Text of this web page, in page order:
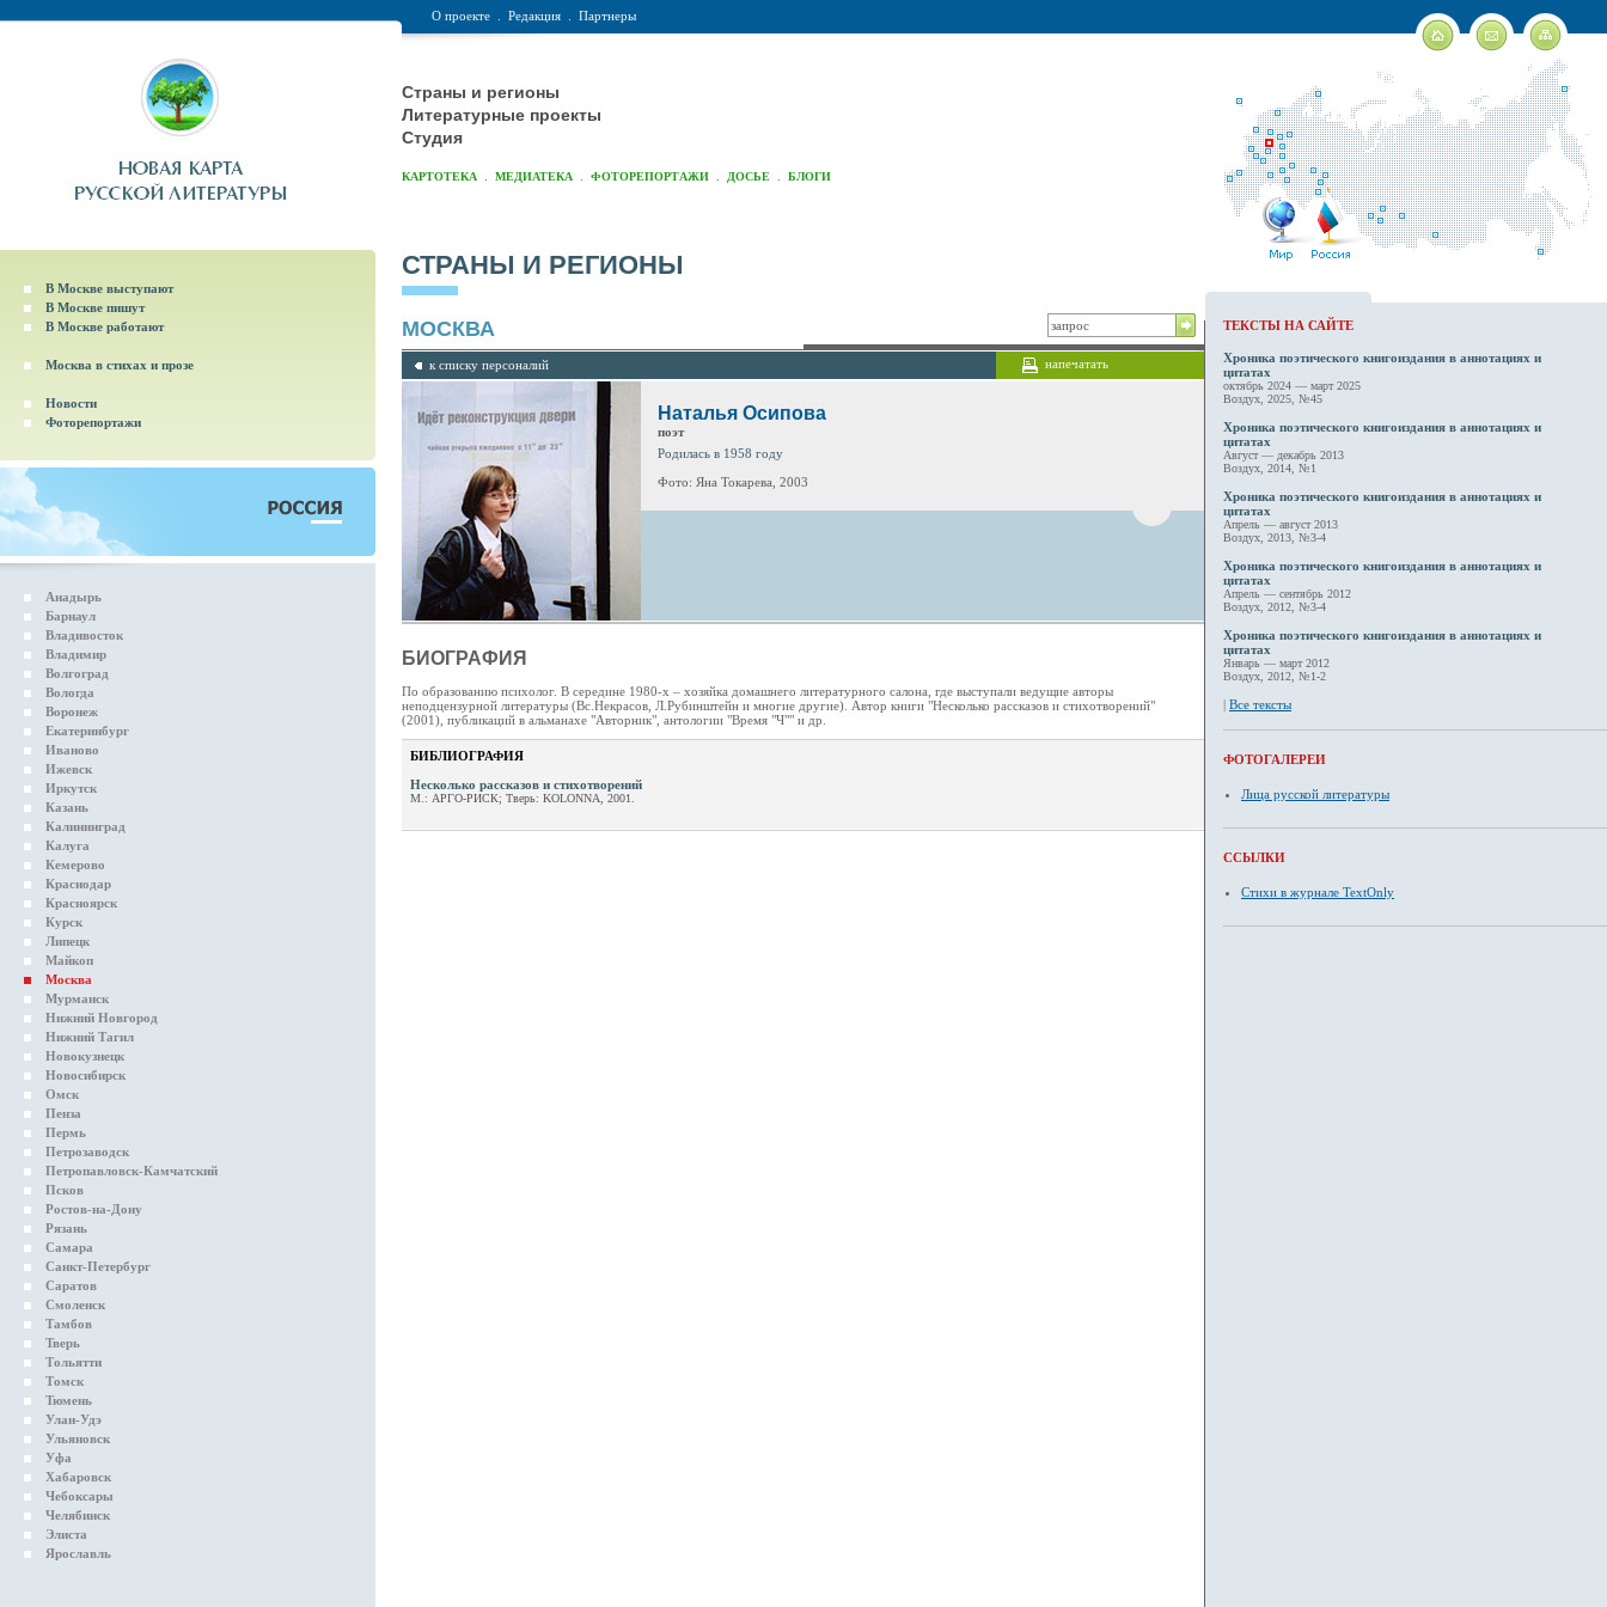
О проекте Редакция Партнеры
Страны и регионы
Литературные проекты
Студия
КАРТОТЕКА МЕДИАТЕКА ФОТОРЕПОРТАЖИ ДОСЬЕ БЛОГИ
В Москве выступают
В Москве пишут
В Москве работают
Москва в стихах и прозе
Новости
Фоторепортажи
Анадырь
Барнаул
Владивосток
Владимир
Волгоград
Вологда
Воронеж
Екатеринбург
Иваново
Ижевск
Иркутск
Казань
Калининград
Калуга
Кемерово
Краснодар
Красноярск
Курск
Липецк
Майкоп
Москва
Мурманск
Нижний Новгород
Нижний Тагил
Новокузнецк
Новосибирск
Омск
Пенза
Пермь
Петрозаводск
Петропавловск-Камчатский
Псков
Ростов-на-Дону
Рязань
Самара
Санкт-Петербург
Саратов
Смоленск
Тамбов
Тверь
Тольятти
Томск
Тюмень
Улан-Удэ
Ульяновск
Уфа
Хабаровск
Чебоксары
Челябинск
Элиста
Ярославль
СТРАНЫ И РЕГИОНЫ
МОСКВА
к списку персоналий напечатать
Наталья Осипова
поэт
Родилась в 1958 году
Фото: Яна Токарева, 2003
БИОГРАФИЯ
По образованию психолог. В середине 1980-х – хозяйка домашнего литературного салона, где выступали ведущие авторы
неподцензурной литературы (Вс.Некрасов, Л.Рубинштейн и многие другие). Автор книги "Несколько рассказов и стихотворений"
(2001), публикаций в альманахе "Авторник", антологии "Время "Ч"" и др.
БИБЛИОГРАФИЯ
Несколько рассказов и стихотворений
М.: АРГО-РИСК; Тверь: KOLONNA, 2001.
ТЕКСТЫ НА САЙТЕ
Хроника поэтического книгоиздания в аннотациях и
цитатах
октябрь 2024 — март 2025
Воздух, 2025, №45
Хроника поэтического книгоиздания в аннотациях и
цитатах
Август — декабрь 2013
Воздух, 2014, №1
Хроника поэтического книгоиздания в аннотациях и
цитатах
Апрель — август 2013
Воздух, 2013, №3-4
Хроника поэтического книгоиздания в аннотациях и
цитатах
Апрель — сентябрь 2012
Воздух, 2012, №3-4
Хроника поэтического книгоиздания в аннотациях и
цитатах
Январь — март 2012
Воздух, 2012, №1-2
| Все тексты
ФОТОГАЛЕРЕИ
Лица русской литературы
ССЫЛКИ
Стихи в журнале TextOnly